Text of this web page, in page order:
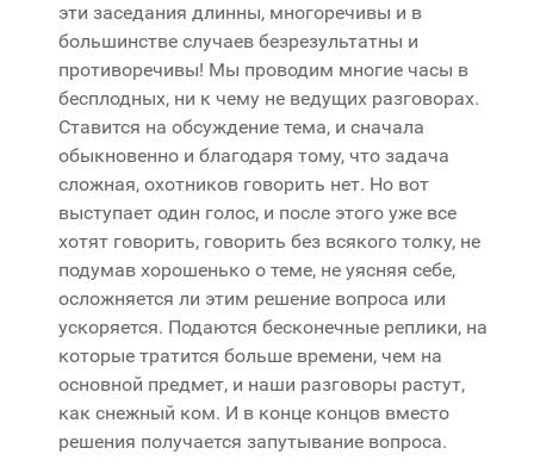
эти заседания длинны, многоречивы и в
большинстве случаев безрезультатны и
противоречивы! Мы проводим многие часы в
бесплодных, ни к чему не ведущих разговорах.
Ставится на обсуждение тема, и сначала
обыкновенно и благодаря тому, что задача
сложная, охотников говорить нет. Но вот
выступает один голос, и после этого уже все
хотят говорить, говорить без всякого толку, не
подумав хорошенько о теме, не уясняя себе,
осложняется ли этим решение вопроса или
ускоряется. Подаются бесконечные реплики, на
которые тратится больше времени, чем на
основной предмет, и наши разговоры растут,
как снежный ком. И в конце концов вместо
решения получается запутывание вопроса.